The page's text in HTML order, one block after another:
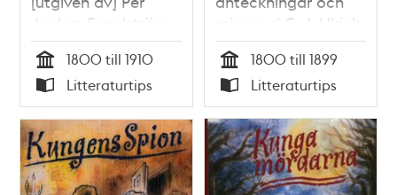
Anders Fogelström
Tid
1800 till 1910
Typ
Litteraturtips
minnen / C. J. Ulrich
Tid
1800 till 1899
Typ
Litteraturtips